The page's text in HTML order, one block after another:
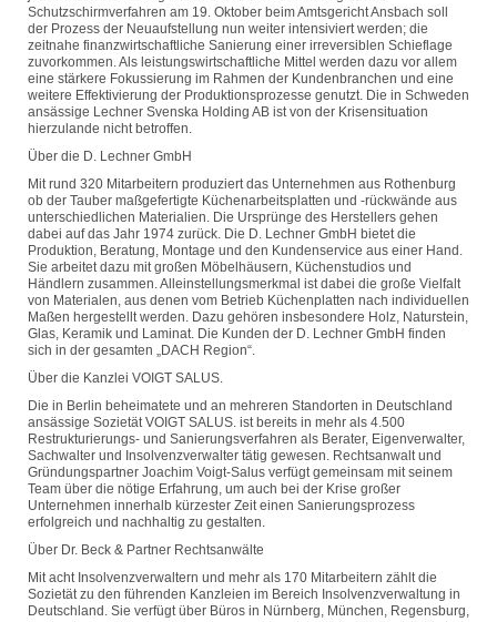
Schutzschirmverfahren am 19. Oktober beim Amtsgericht Ansbach soll
der Prozess der Neuaufstellung nun weiter intensiviert werden; die
zeitnahe finanzwirtschaftliche Sanierung einer irreversiblen Schieflage
zuvorkommen. Als leistungswirtschaftliche Mittel werden dazu vor allem
eine stärkere Fokussierung im Rahmen der Kundenbranchen und eine
weitere Effektivierung der Produktionsprozesse genutzt. Die in Schweden
ansässige Lechner Svenska Holding AB ist von der Krisensituation
hierzulande nicht betroffen.
Über die D. Lechner GmbH
Mit rund 320 Mitarbeitern produziert das Unternehmen aus Rothenburg
ob der Tauber maßgefertigte Küchenarbeitsplatten und -rückwände aus
unterschiedlichen Materialien. Die Ursprünge des Herstellers gehen
dabei auf das Jahr 1974 zurück. Die D. Lechner GmbH bietet die
Produktion, Beratung, Montage und den Kundenservice aus einer Hand.
Sie arbeitet dazu mit großen Möbelhäusern, Küchenstudios und
Händlern zusammen. Alleinstellungsmerkmal ist dabei die große Vielfalt
von Materialen, aus denen vom Betrieb Küchenplatten nach individuellen
Maßen hergestellt werden. Dazu gehören insbesondere Holz, Naturstein,
Glas, Keramik und Laminat. Die Kunden der D. Lechner GmbH finden
sich in der gesamten „DACH Region“.
Über die Kanzlei VOIGT SALUS.
Die in Berlin beheimatete und an mehreren Standorten in Deutschland
ansässige Sozietät VOIGT SALUS. ist bereits in mehr als 4.500
Restrukturierungs- und Sanierungsverfahren als Berater, Eigenverwalter,
Sachwalter und Insolvenzverwalter tätig gewesen. Rechtsanwalt und
Gründungspartner Joachim Voigt-Salus verfügt gemeinsam mit seinem
Team über die nötige Erfahrung, um auch bei der Krise großer
Unternehmen innerhalb kürzester Zeit einen Sanierungsprozess
erfolgreich und nachhaltig zu gestalten.
Über Dr. Beck & Partner Rechtsanwälte
Mit acht Insolvenzverwaltern und mehr als 170 Mitarbeitern zählt die
Sozietät zu den führenden Kanzleien im Bereich Insolvenzverwaltung in
Deutschland. Sie verfügt über Büros in Nürnberg, München, Regensburg,